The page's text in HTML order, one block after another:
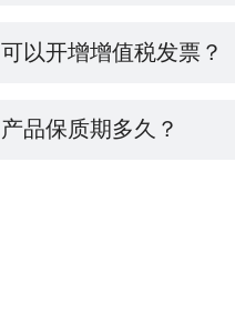
可以开增增值税发票？
产品保质期多久？